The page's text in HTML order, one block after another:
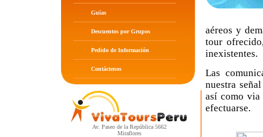
Guías
Descuentos por Grupos
Pedido de Información
Contáctenos
Av. Paseo de la República 5662
Miraflores
aéreos y
tour
inexistentes.
Las
nuestra
así como via
efectuarse.